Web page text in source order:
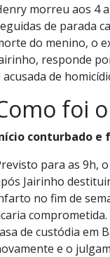
morreu aos 4
de parada
do menino, o
responde
acusada de
foi
conturbado e
para as 9h,
Jairinho
no fim de
de custódia em
e o